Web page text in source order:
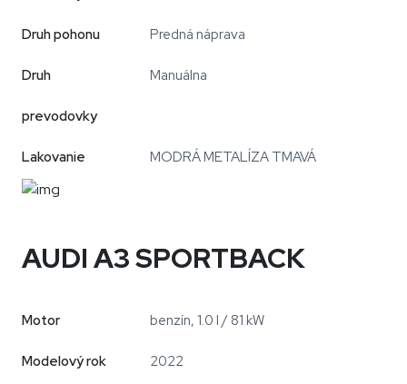
Druh pohonu Predná náprava
Druh
prevodovky
Manuálna
Lakovanie MODRÁ METALÍZA TMAVÁ
AUDI A3 SPORTBACK
Motor benzín, 1.0 l / 81 kW
Modelový rok 2022